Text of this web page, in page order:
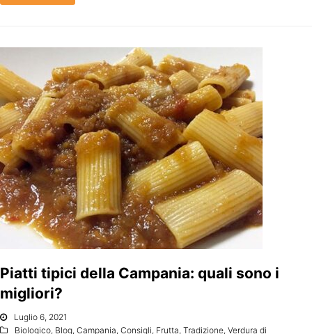
Piatti tipici della Campania: quali sono i
migliori?
Luglio 6, 2021
Biologico, Blog, Campania, Consigli, Frutta, Tradizione, Verdura di